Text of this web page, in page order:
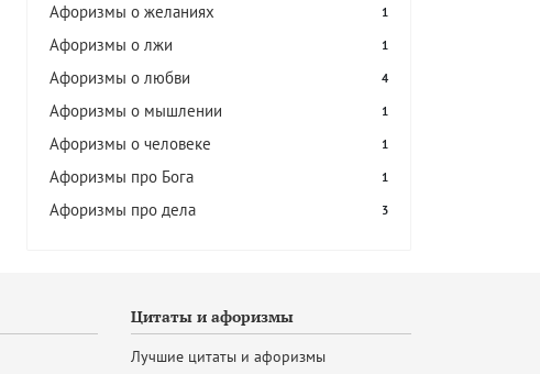
Афоризмы о желаниях 1
Афоризмы о лжи 1
Афоризмы о любви 4
Афоризмы о мышлении 1
Афоризмы о человеке 1
Афоризмы про Бога 1
Афоризмы про дела 3
Цитаты и афоризмы
Лучшие цитаты и афоризмы